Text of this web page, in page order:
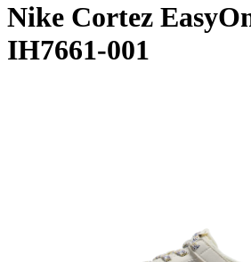
Nike Cortez
IH7661-001